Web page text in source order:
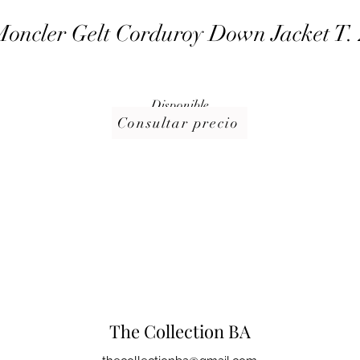
Gelt Corduroy Down Jacket T.
Disponible
Consultar precio
The Collection BA